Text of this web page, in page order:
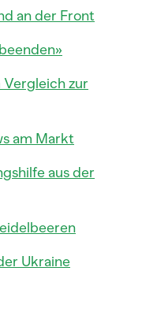
an der Front
zur
am Markt
aus der
Ukraine